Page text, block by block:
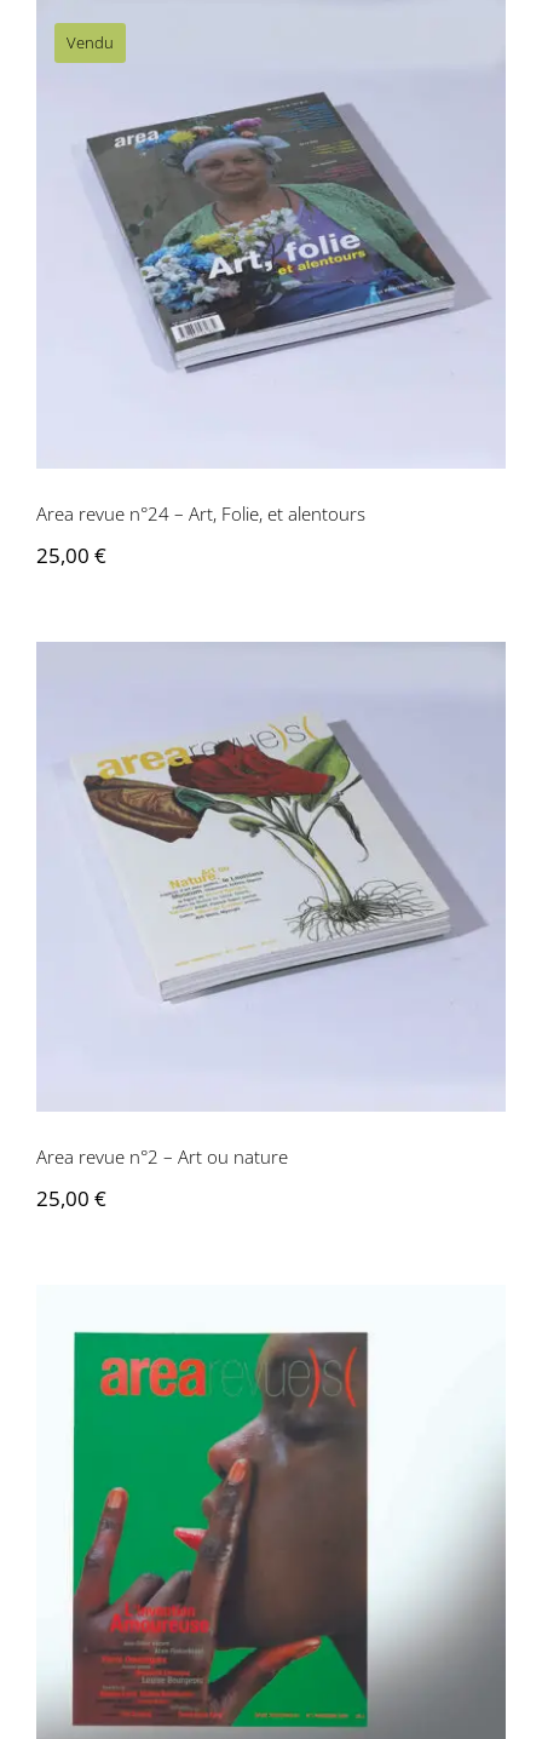
Vendu
Area revue n°24 – Art, Folie, et
alentours
Area revue n°24 – Art, Folie, et alentours
25,00 €
Area revue n°2 – Art ou nature
Area revue n°2 – Art ou nature
25,00 €
Area revue n°3 – L’invention amoureuse